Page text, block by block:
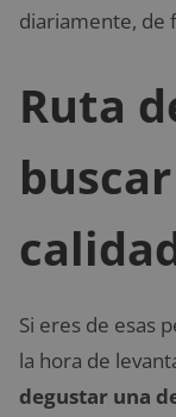
diariamente, de
Ruta
Si eres de esas
la hora de
degustar una